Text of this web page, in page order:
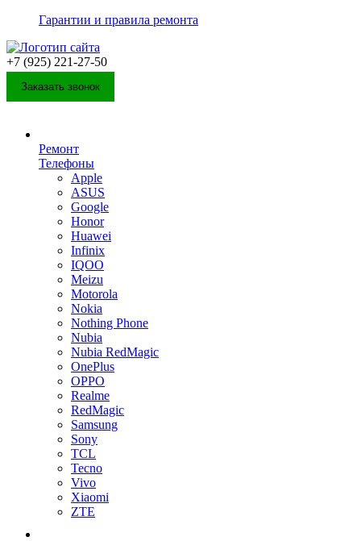
Гарантии и правила ремонта
+7 (925) 221-27-50
Заказать звонок
Ремонт
Телефоны
Apple
ASUS
Google
Honor
Huawei
Infinix
IQOO
Meizu
Motorola
Nokia
Nothing Phone
Nubia
Nubia RedMagic
OnePlus
OPPO
Realme
RedMagic
Samsung
Sony
TCL
Tecno
Vivo
Xiaomi
ZTE